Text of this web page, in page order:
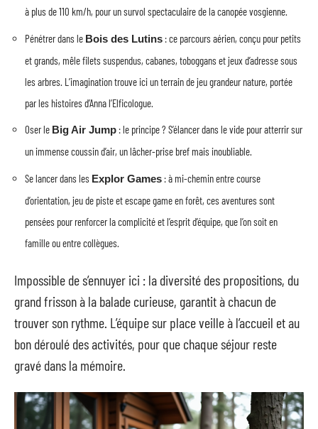
à plus de 110 km/h, pour un survol spectaculaire de la canopée vosgienne.
Pénétrer dans le Bois des Lutins : ce parcours aérien, conçu pour petits
et grands, mêle filets suspendus, cabanes, toboggans et jeux d’adresse sous
les arbres. L’imagination trouve ici un terrain de jeu grandeur nature, portée
par les histoires d’Anna l’Elficologue.
Oser le Big Air Jump : le principe ? S’élancer dans le vide pour atterrir sur
un immense coussin d’air, un lâcher-prise bref mais inoubliable.
Se lancer dans les Explor Games : à mi-chemin entre course
d’orientation, jeu de piste et escape game en forêt, ces aventures sont
pensées pour renforcer la complicité et l’esprit d’équipe, que l’on soit en
famille ou entre collègues.
Impossible de s’ennuyer ici : la diversité des propositions, du
grand frisson à la balade curieuse, garantit à chacun de
trouver son rythme. L’équipe sur place veille à l’accueil et au
bon déroulé des activités, pour que chaque séjour reste
gravé dans la mémoire.